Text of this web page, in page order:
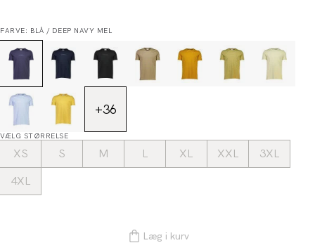
FARVE: BLÅ / DEEP NAVY MEL
+36
VÆLG STØRRELSE
XS S M L XL XXL
3XL
4XL
Læg i kurv